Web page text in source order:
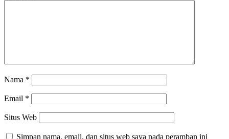
Nama *
Email *
Situs Web
Simpan nama, email, dan situs web saya pada peramban ini